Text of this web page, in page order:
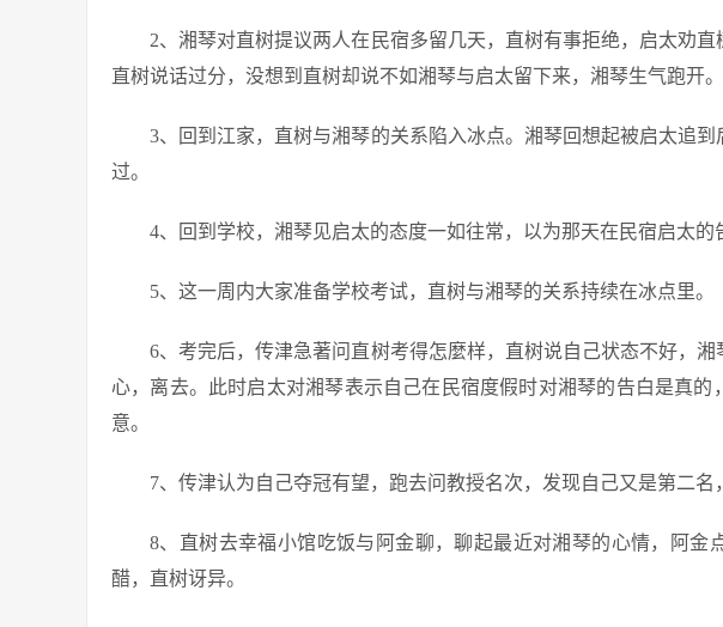
2、湘琴对直树提议两人在民宿多留几天，直树有事拒绝，启太劝
直树说话过分，没想到直树却说不如湘琴与启太留下来，湘琴生气跑开
3、回到江家，直树与湘琴的关系陷入冰点。湘琴回想起被启太追
过。
4、回到学校，湘琴见启太的态度一如往常，以为那天在民宿启太的
5、这一周内大家准备学校考试，直树与湘琴的关系持续在冰点里。
6、考完后，传津急著问直树考得怎麼样，直树说自己状态不好，
心，离去。此时启太对湘琴表示自己在民宿度假时对湘琴的告白是真
意。
7、传津认为自己夺冠有望，跑去问教授名次，发现自己又是第二名
8、直树去幸福小馆吃饭与阿金聊，聊起最近对湘琴的心情，阿金
醋，直树讶异。